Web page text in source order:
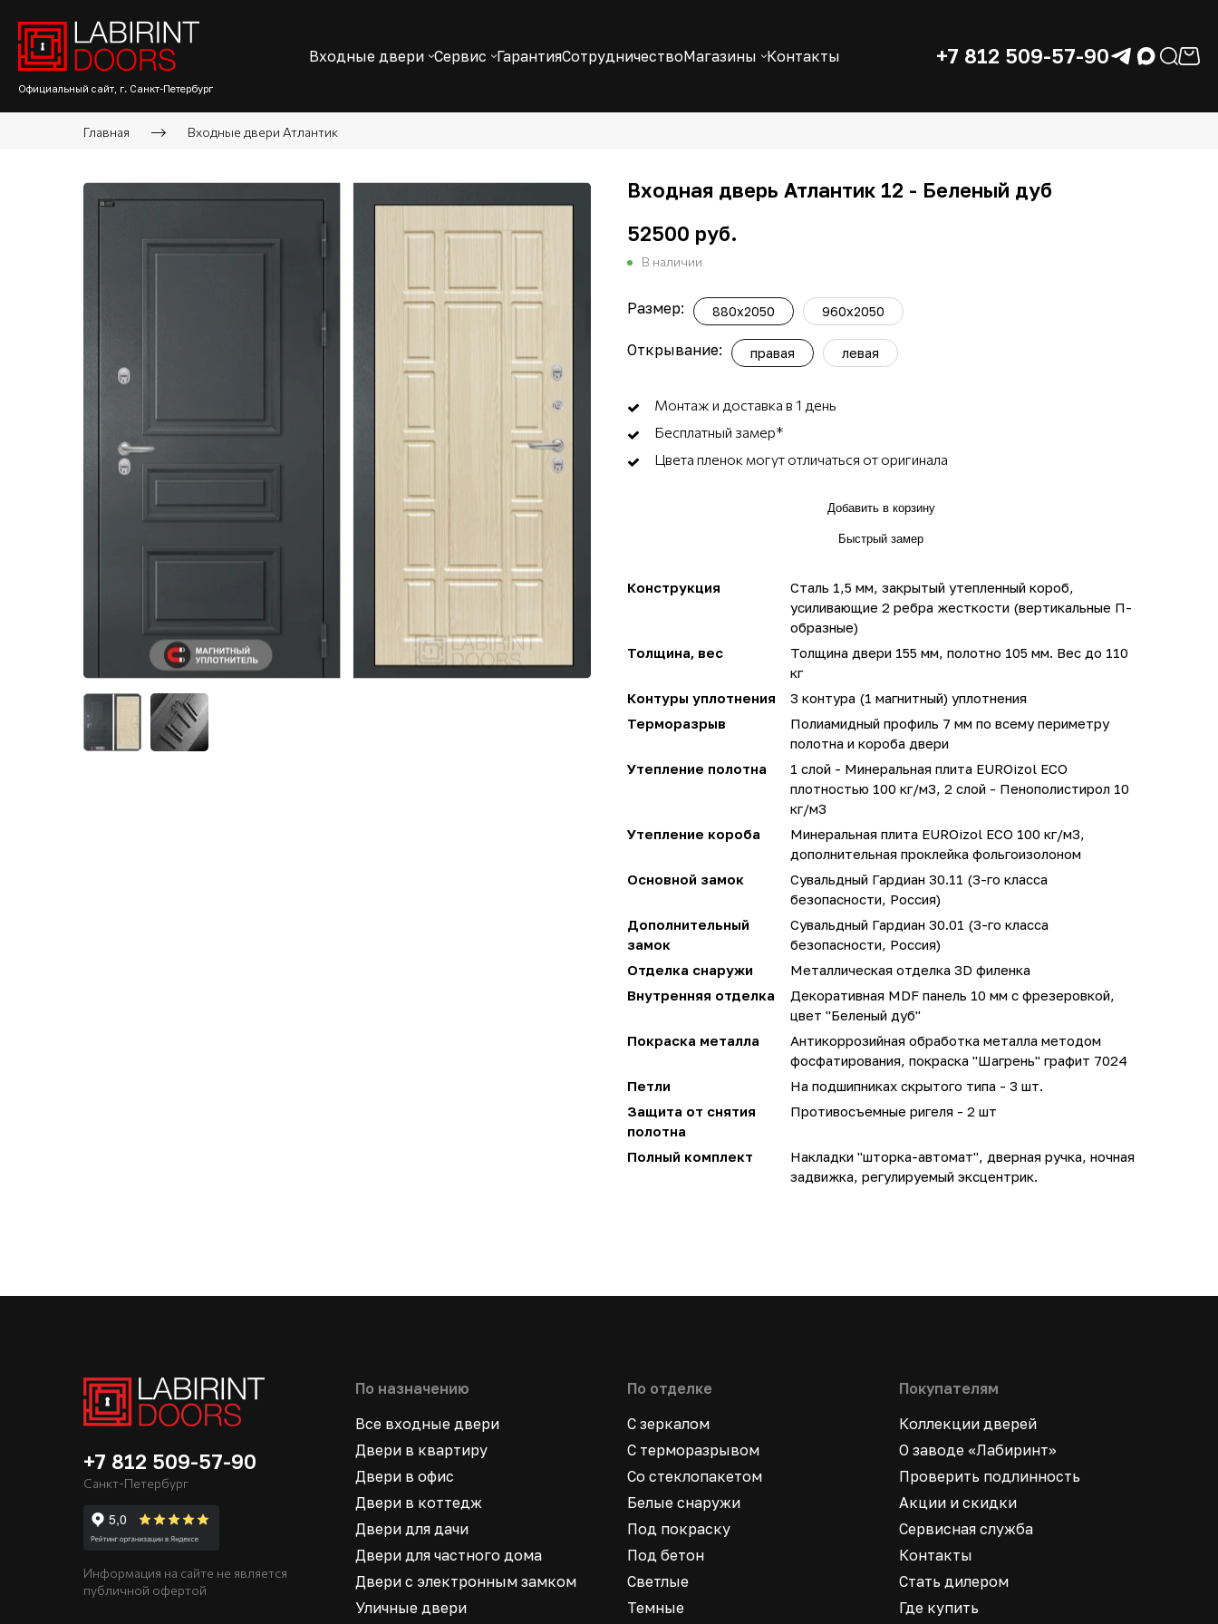
Официальный сайт, г. Санкт-Петербург
Входные двери Сервис ГарантияСотрудничествоМагазины Контакты +7 812 509-57-90
Главная Входные двери Атлантик
Входная дверь Атлантик 12 - Беленый дуб
52500 руб.
В наличии
Размер: 880x2050 960x2050
Открывание: правая левая
Монтаж и доставка в 1 день
Бесплатный замер*
Цвета пленок могут отличаться от оригинала
Добавить в корзину
Быстрый замер
Конструкция
Сталь 1,5 мм, закрытый утепленный короб,
усиливающие 2 ребра жесткости (вертикальные П-
образные)
Толщина, вес
Толщина двери 155 мм, полотно 105 мм. Вес до 110
кг
Контуры уплотнения
3 контура (1 магнитный) уплотнения
Терморазрыв
Полиамидный профиль 7 мм по всему периметру
полотна и короба двери
Утепление полотна
1 слой - Минеральная плита EUROizol ECO
плотностью 100 кг/м3, 2 слой - Пенополистирол 10
кг/м3
Утепление короба
Минеральная плита EUROizol ECO 100 кг/м3,
дополнительная проклейка фольгоизолоном
Основной замок
Сувальдный Гардиан 30.11 (3-го класса
безопасности, Россия)
Дополнительный
замок
Сувальдный Гардиан 30.01 (3-го класса
безопасности, Россия)
Отделка снаружи
Металлическая отделка 3D филенка
Внутренняя отделка
Декоративная MDF панель 10 мм с фрезеровкой,
цвет "Беленый дуб"
Покраска металла
Антикоррозийная обработка металла методом
фосфатирования, покраска "Шагрень" графит 7024
Петли
На подшипниках скрытого типа - 3 шт.
Защита от снятия
полотна
Противосъемные ригеля - 2 шт
Полный комплект
Накладки "шторка-автомат", дверная ручка, ночная
задвижка, регулируемый эксцентрик.
+7 812 509-57-90
Санкт-Петербург
Информация на сайте не является
публичной офертой
По назначению
Все входные двери
Двери в квартиру
Двери в офис
Двери в коттедж
Двери для дачи
Двери для частного дома
Двери с электронным замком
Уличные двери
По отделке
С зеркалом
С терморазрывом
Со стеклопакетом
Белые снаружи
Под покраску
Под бетон
Светлые
Темные
Покупателям
Коллекции дверей
О заводе «Лабиринт»
Проверить подлинность
Акции и скидки
Сервисная служба
Контакты
Стать дилером
Где купить